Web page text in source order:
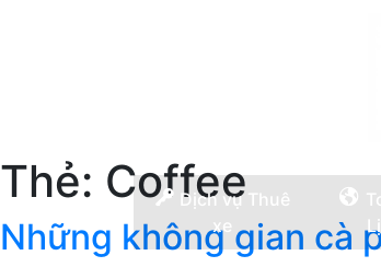
Dịch vụ Thuê
xe
Thẻ: Coffee
Những không gian cà